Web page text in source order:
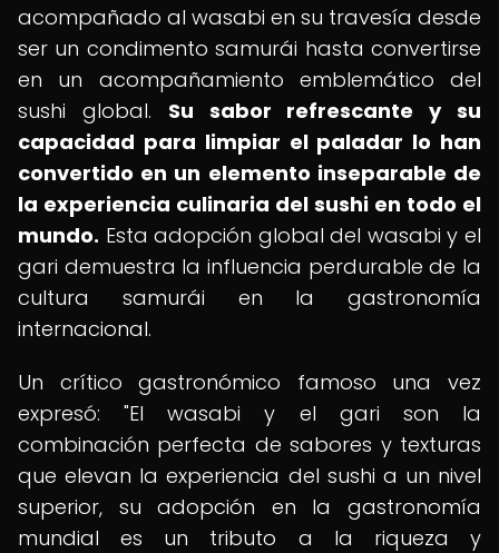
acompañado al wasabi en su travesía desde
ser un condimento samurái hasta convertirse
en un acompañamiento emblemático del
sushi global. Su sabor refrescante y su
capacidad para limpiar el paladar lo han
convertido en un elemento inseparable de
la experiencia culinaria del sushi en todo el
mundo. Esta adopción global del wasabi y el
gari demuestra la influencia perdurable de la
cultura samurái en la gastronomía
internacional.
Un crítico gastronómico famoso una vez
expresó: "El wasabi y el gari son la
combinación perfecta de sabores y texturas
que elevan la experiencia del sushi a un nivel
superior, su adopción en la gastronomía
mundial es un tributo a la riqueza y